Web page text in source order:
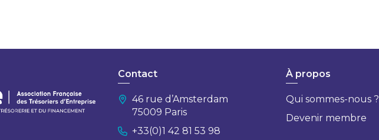
Contact
46 rue d’Amsterdam
75009 Paris
+33(0)1 42 81 53 98
À propos
Qui sommes-nous ?
Devenir membre